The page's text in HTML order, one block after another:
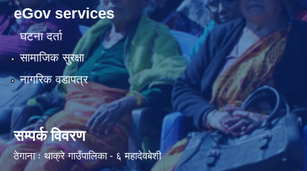
eGov services
घटना दर्ता
सामाजिक सुरक्षा
नागरिक वडापत्र
सम्पर्क विवरण
ठेगाना ः थाक्रे गाउँपालिका - ६ महादेवबेशी